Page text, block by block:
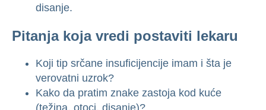
disanje.
Pitanja koja vredi postaviti lekaru
Koji tip srčane insuficijencije imam i šta je
verovatni uzrok?
Kako da pratim znake zastoja kod kuće